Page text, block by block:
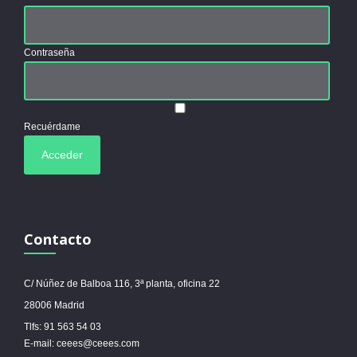
Contraseña
Recuérdame
Contacto
C/ Núñez de Balboa 116, 3ª planta, oficina 22
28006 Madrid
Tlfs: 91 563 54 03
E-mail: ceees@ceees.com